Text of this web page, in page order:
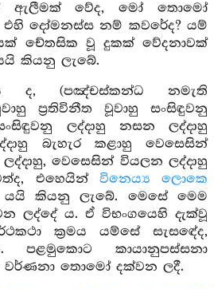
ඇලීමක් වේද, මෝ තොමෝ
දෝමනස්ස නම් කවරේද? යම්
චේතසික වූ දුකක් වේදනාවක්
කියනු ලැබේ.
ද, (පඤ්චස්කන්ධ නමැති
ප්‍රතිවිනීත වූවාහු සංසිඳුවනු
ලද්දාහු නසන ලද්දාහු
බැහැර කළාහු වෙසෙසින්
වෙසෙසින් වියලන ලද්දාහු
එහෙයින් විනෙය්‍ය ලොකෙ
යයි කියනු ලැබේ. මෙසේ මෙම
ලද්දේ ය. ඒ විභංගයෙහි දැක්වූ
ක්‍රමය යම්සේ සැසඳේද,
පළමුකොට කායානුපස්සනා
වර්ණනා තොමෝ දක්වන ලදී.